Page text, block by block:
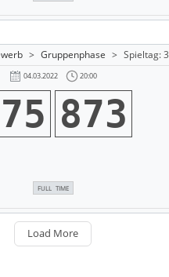
> Gruppenphase > Spieltag: 3
04.03.2022 20:00
873
FULL TIME
Load More